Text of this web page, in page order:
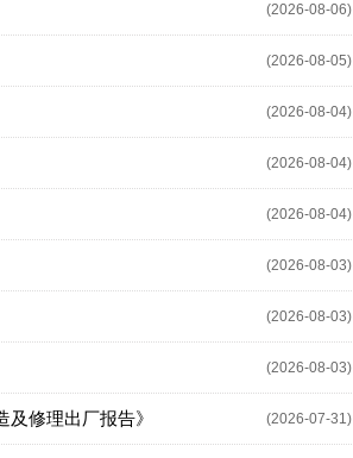
(2026-08-06)
(2026-08-05)
(2026-08-04)
(2026-08-04)
(2026-08-04)
(2026-08-03)
(2026-08-03)
(2026-08-03)
(2026-07-31)
修理出厂报告》